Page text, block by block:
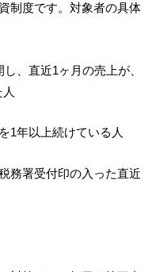
制度です。対象者の具体
、直近1ヶ月の売上が、
1年以上続けている人
務署受付印の入った直近